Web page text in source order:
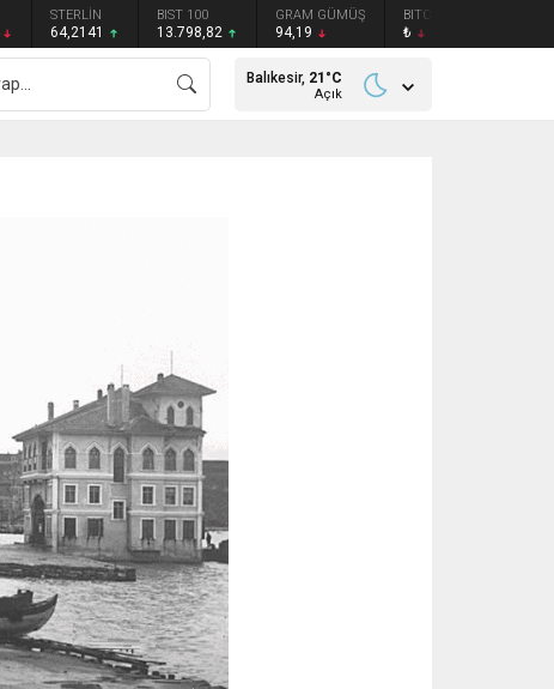
STERLİN
64,2141
BIST 100
13.798,82
GRAM GÜMÜŞ
94,19
BITCOIN
₺
Balıkesir, 21 °C
Açık